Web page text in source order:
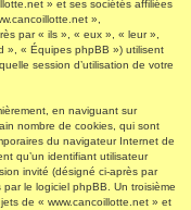
» et ses sociétés affiliées
»,
par « ils », « eux », « leur »,
», « Équipes phpBB ») utilisent
session d’utilisation de votre
en naviguant sur
nombre de cookies, qui sont
du navigateur Internet de
qu’un identifiant utilisateur
invité (désigné ci-après par
le logiciel phpBB. Un troisième
de « www.cancoillotte.net » et